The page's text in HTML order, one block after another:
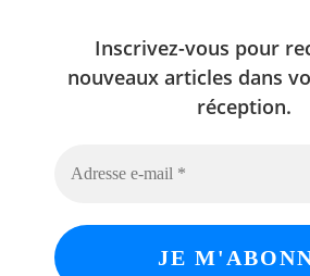
Inscrivez-vous pour
nouveaux articles dans
réception.